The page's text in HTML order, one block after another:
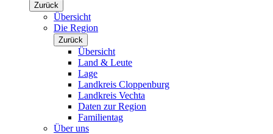
Zurück
Übersicht
Die Region
Zurück
Übersicht
Land & Leute
Lage
Landkreis Cloppenburg
Landkreis Vechta
Daten zur Region
Familientag
Über uns